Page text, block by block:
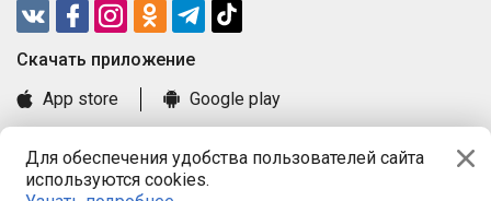
Для обеспечения удобства пользователей сайта
используются cookies.
Cкачать приложение
App store
Google play
Книга замечаний и предложений